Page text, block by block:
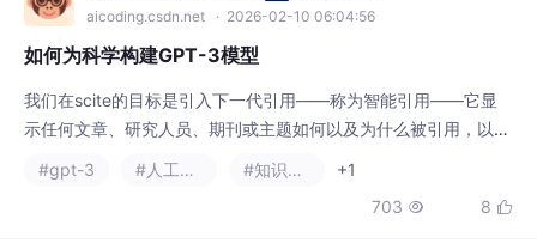
aicoding.csdn.net · 2026-02-10 06:04:56
如何为科学构建GPT-3模型
我们在scite的目标是引入下一代引用——称为智能引用——它显
示任何文章、研究人员、期刊或主题如何以及为什么被引用，以及
章中提取他们在正文中使用参考文献的句子。这些句子提供了关于
新工作如何引用论文的定性见解。这有点像研究领域的“烂番茄”。
#gpt-3 #人工智能 #知识图谱
+1
703  8 